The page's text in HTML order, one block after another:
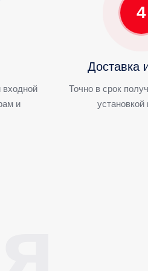
входной
и
4
Доставка
Точно в срок